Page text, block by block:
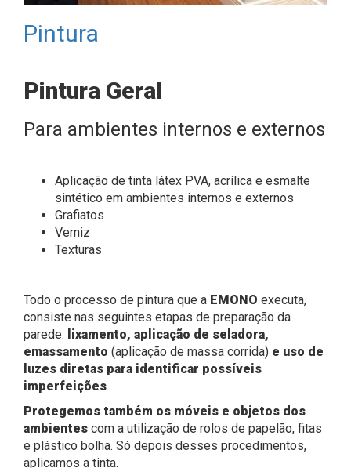
Pintura
Pintura Geral
Para ambientes internos e externos
Aplicação de tinta látex PVA, acrílica e esmalte
sintético em ambientes internos e externos
Grafiatos
Verniz
Texturas
Todo o processo de pintura que a EMONO executa,
consiste nas seguintes etapas de preparação da
parede: lixamento, aplicação de seladora,
emassamento (aplicação de massa corrida) e uso de
luzes diretas para identificar possíveis
imperfeições.
Protegemos também os móveis e objetos dos
ambientes com a utilização de rolos de papelão, fitas
e plástico bolha. Só depois desses procedimentos,
aplicamos a tinta.